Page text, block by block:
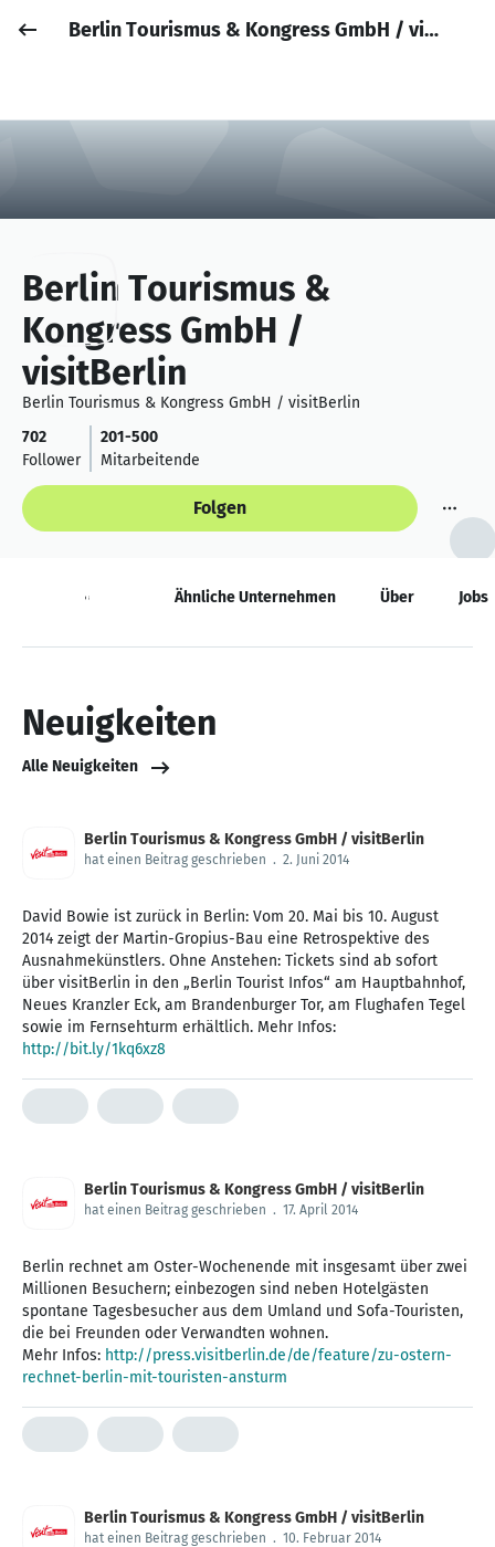
Anmelden
Job posten
Berlin Tourismus & Kongress GmbH / visitBerlin
Berlin Tourismus &
Kongress GmbH /
visitBerlin
Berlin Tourismus & Kongress GmbH / visitBerlin
702
Follower
201-500
Mitarbeitende
Folgen
Neuigkeiten Ähnliche Unternehmen Über Jobs
Neuigkeiten
Alle Neuigkeiten
Berlin Tourismus & Kongress GmbH / visitBerlin
hat einen Beitrag geschrieben . 2. Juni 2014
David Bowie ist zurück in Berlin: Vom 20. Mai bis 10. August
2014 zeigt der Martin-Gropius-Bau eine Retrospektive des
Ausnahmekünstlers. Ohne Anstehen: Tickets sind ab sofort
über visitBerlin in den „Berlin Tourist Infos“ am Hauptbahnhof,
Neues Kranzler Eck, am Brandenburger Tor, am Flughafen Tegel
sowie im Fernsehturm erhältlich. Mehr Infos:
http://bit.ly/1kq6xz8
Berlin Tourismus & Kongress GmbH / visitBerlin
hat einen Beitrag geschrieben . 17. April 2014
Berlin rechnet am Oster-Wochenende mit insgesamt über zwei
Millionen Besuchern; einbezogen sind neben Hotelgästen
spontane Tagesbesucher aus dem Umland und Sofa-Touristen,
die bei Freunden oder Verwandten wohnen.
Mehr Infos: http://press.visitberlin.de/de/feature/zu-ostern-
rechnet-berlin-mit-touristen-ansturm
Berlin Tourismus & Kongress GmbH / visitBerlin
hat einen Beitrag geschrieben . 10. Februar 2014